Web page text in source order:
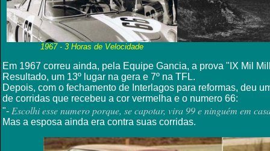
1967 - 3 Horas de Velocidade
Em 1967 correu ainda, pela Equipe Gancia, a prova "IX Mil
Resultado, um 13º lugar na gera e 7º na TFL.
Depois, com o fechamento de Interlagos para reformas, deu
de corridas que recebeu a cor vermelha e o numero 66:
"- Escolhi esse numero porque, se capotar, vira 99 e ninguém em
Mas a esposa ainda era contra suas corridas.